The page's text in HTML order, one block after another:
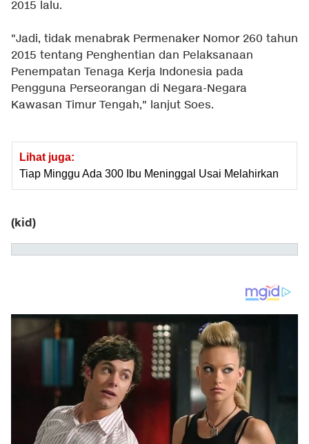
2015 lalu.
"Jadi, tidak menabrak Permenaker Nomor 260 tahun
2015 tentang Penghentian dan Pelaksanaan
Penempatan Tenaga Kerja Indonesia pada
Pengguna Perseorangan di Negara-Negara
Kawasan Timur Tengah," lanjut Soes.
Lihat juga:
Tiap Minggu Ada 300 Ibu Meninggal Usai Melahirkan
(kid)